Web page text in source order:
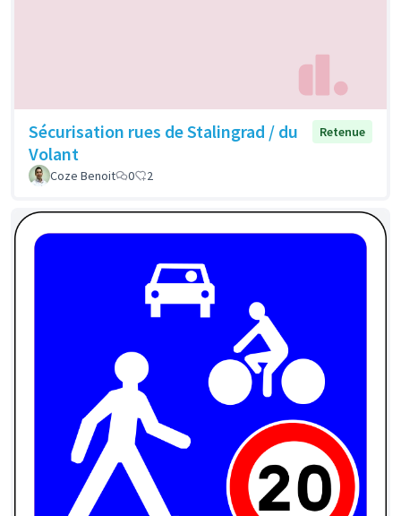
Sécurisation rues de Stalingrad / du
Volant
Retenue
Coze Benoit 0 2